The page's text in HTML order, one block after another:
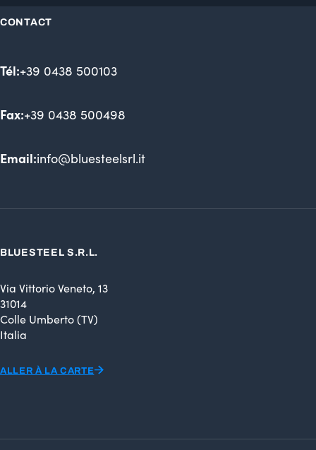
CONTACT
Tél:+39 0438 500103
Fax:+39 0438 500498
Email:info@bluesteelsrl.it
BLUESTEEL S.R.L.
Via Vittorio Veneto, 13
31014
Colle Umberto (TV)
Italia
ALLER À LA CARTE